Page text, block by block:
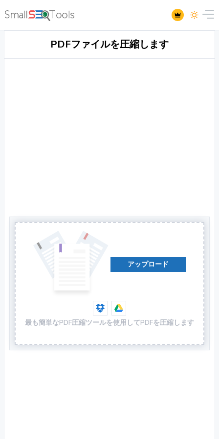
PDFファイルを圧縮します
アップロード
最も簡単なPDF圧縮ツールを使用してPDFを圧縮します